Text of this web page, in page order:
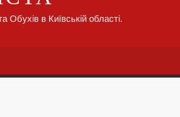
Обухів в Київській області.